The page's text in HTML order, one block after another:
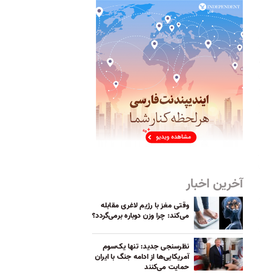
آخرین اخبار
وقتی مغز با رژیم لاغری مقابله
می‌کند: چرا وزن دوباره برمی‌گردد؟
نظرسنجی جدید: تنها یک‌سوم
آمریکایی‌ها از ادامه جنگ با ایران
حمایت می‌کنند